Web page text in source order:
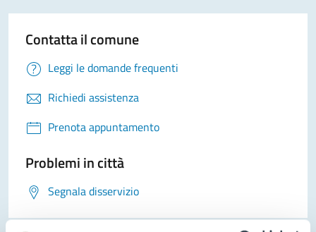
Contatta il comune
Leggi le domande frequenti
Richiedi assistenza
Prenota appuntamento
Problemi in città
Segnala disservizio